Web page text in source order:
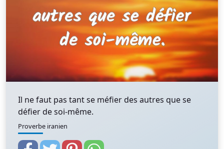
Il ne faut pas tant se méfier des autres que se
défier de soi-même.
Proverbe iranien